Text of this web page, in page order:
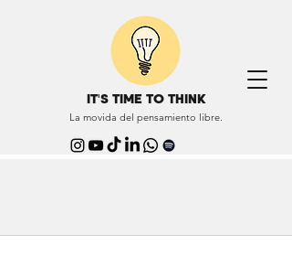
IT'S TIME TO THINK
La movida del pensamiento libre.